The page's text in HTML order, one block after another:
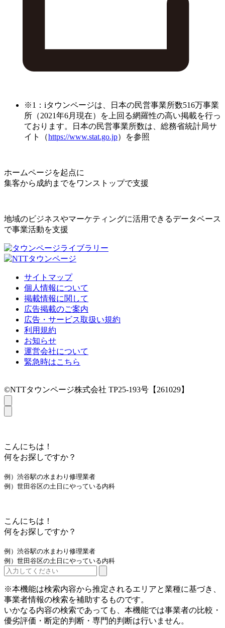
※1：iタウンページは、日本の民営事業所数516万事業
所（2021年6月現在）を上回る網羅性の高い掲載を行っ
ております。日本の民営事業所数は、総務省統計局サ
イト（https://www.stat.go.jp）を参照
ホームページを起点に
集客から成約までをワンストップで支援
地域のビジネスやマーケティングに活用できるデータベース
で事業活動を支援
サイトマップ
個人情報について
掲載情報に関して
広告掲載のご案内
広告・サービス取扱い規約
利用規約
お知らせ
運営会社について
緊急時はこちら
©NTTタウンページ株式会社 TP25-193号【261029】
こんにちは！
何をお探しですか？
例）渋谷駅の水まわり修理業者
例）世田谷区の土日にやっている内科
こんにちは！
何をお探しですか？
例）渋谷駅の水まわり修理業者
例）世田谷区の土日にやっている内科
※本機能は検索内容から推定されるエリアと業種に基づき、
事業者情報の検索を補助するものです。
いかなる内容の検索であっても、本機能では事業者の比較・
優劣評価・断定的判断・専門的判断は行いません。